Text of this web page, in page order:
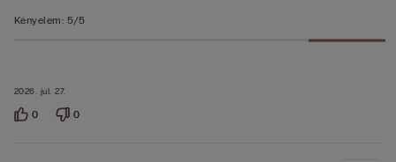
2026. júl. 27.
Kényelem: 5/5
0 0